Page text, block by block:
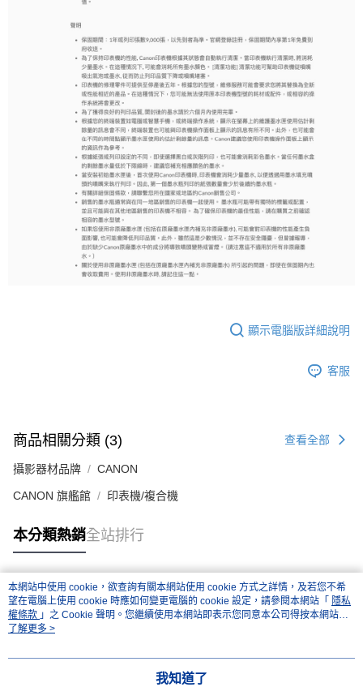
顯示電腦版詳細說明
客服
商品相關分類 (3) 查看全部
攝影器材品牌 CANON
CANON 旗艦館 印表機/複合機
本分類熱銷全站排行
熱門標籤
本網站中使用 cookie，欲查詢有關本網站使用 cookie 方式之詳情，及若您不希
望在電腦上使用 cookie 時應如何變更電腦的 cookie 設定，請參閱本網站「 隱私
權條款 」之 Cookie 聲明。您繼續使用本網站即表示您同意本公司得按本網站使
用條款之 Cookie 聲明使用 cookie。
了解更多 >
我知道了